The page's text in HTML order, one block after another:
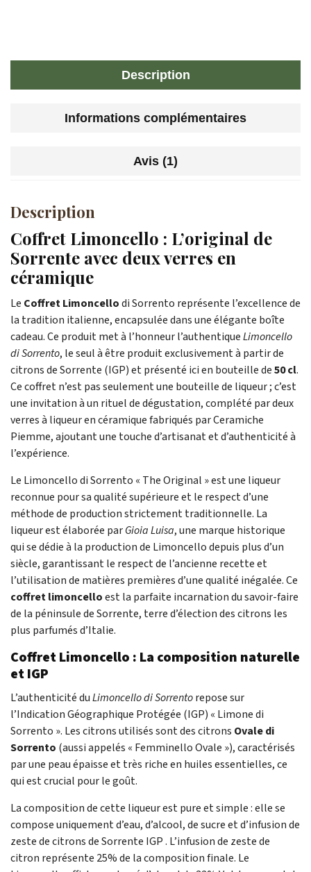
Description
Informations complémentaires
Avis (1)
Description
Coffret Limoncello : L’original de
Sorrente avec deux verres en
céramique
Le Coffret Limoncellodi Sorrento représente l’excellence de
la tradition italienne, encapsulée dans une élégante boîte
cadeau. Ce produit met à l’honneur l’authentiqueLimoncello
di Sorrento, le seul à être produit exclusivement à partir de
citrons de Sorrente (IGP) et présenté ici en bouteille de50 cl.
Ce coffret n’est pas seulement une bouteille de liqueur ; c’est
une invitation à un rituel de dégustation, complété par deux
verres à liqueur en céramique fabriqués par Ceramiche
Piemme, ajoutant une touche d’artisanat et d’authenticité à
l’expérience.
Le Limoncello di Sorrento « The Original » est une liqueur
reconnue pour sa qualité supérieure et le respect d’une
méthode de production strictement traditionnelle. La
liqueur est élaborée parGioia Luisa, une marque historique
qui se dédie à la production de Limoncello depuis plus d’un
siècle, garantissant le respect de l’ancienne recette et
l’utilisation de matières premières d’une qualité inégalée. Ce
coffret limoncelloest la parfaite incarnation du savoir-faire
de la péninsule de Sorrente, terre d’élection des citrons les
plus parfumés d’Italie.
Coffret Limoncello : La composition naturelle
et IGP
L’authenticité duLimoncello di Sorrentorepose sur
l’Indication Géographique Protégée (IGP) « Limone di
Sorrento ». Les citrons utilisés sont des citrons Ovale di
Sorrento (aussi appelés « Femminello Ovale »), caractérisés
par une peau épaisse et très riche en huiles essentielles, ce
qui est crucial pour le goût.
La composition de cette liqueur est pure et simple : elle se
compose uniquement d’eau, d’alcool, de sucre et d’infusion de
zeste de citrons de Sorrente IGP . L’infusion de zeste de
citron représente 25%de la composition finale. Le